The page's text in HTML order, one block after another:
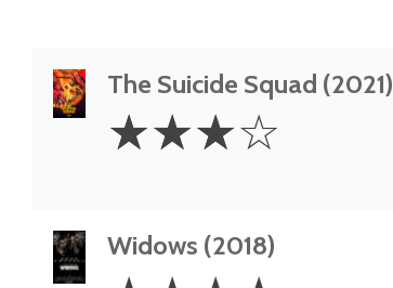
The Suicide Squad (2021)
Stars
☆☆☆☆
Widows (2018)